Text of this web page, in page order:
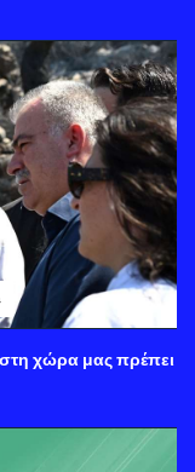
χώρα μας πρέπει